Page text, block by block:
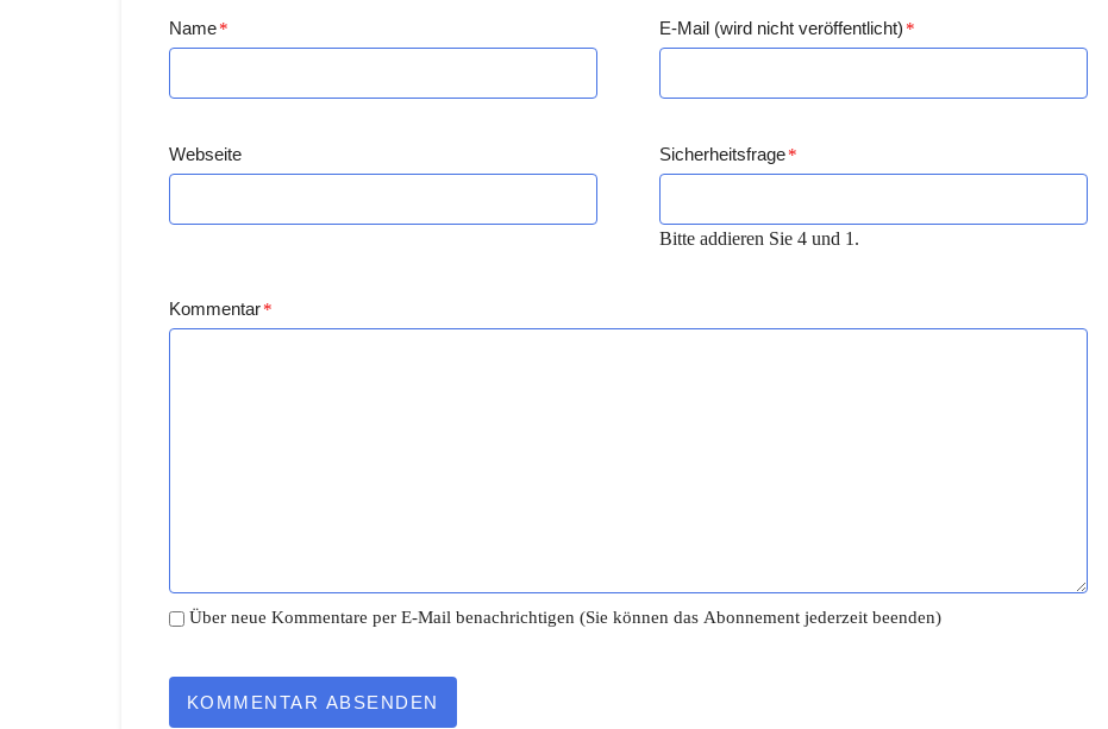
Name* E-Mail (wird nicht veröffentlicht) *
Webseite Sicherheitsfrage *
Bitte addieren Sie 4 und 1.
Kommentar*
Über neue Kommentare per E-Mail benachrichtigen (Sie können das Abonnement jederzeit beenden)
KOMMENTAR ABSENDEN